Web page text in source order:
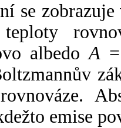
se
albedoA
emise